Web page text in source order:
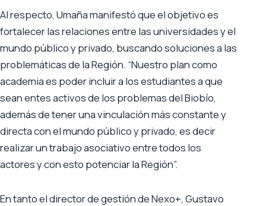
Al respecto, Umaña manifestó que el objetivo es
fortalecer las relaciones entre las universidades y el
mundo público y privado, buscando soluciones a las
problemáticas de la Región. “Nuestro plan como
academia es poder incluir a los estudiantes a que
sean entes activos de los problemas del Biobío,
además de tener una vinculación más constante y
directa con el mundo público y privado, es decir
realizar un trabajo asociativo entre todos los
actores y con esto potenciar la Región”.
En tanto el director de gestión de Nexo+, Gustavo